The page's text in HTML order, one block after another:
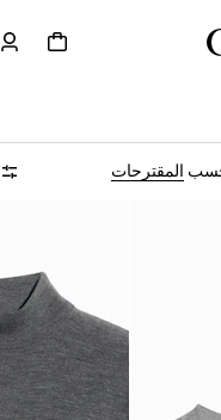
حسب المقترحات